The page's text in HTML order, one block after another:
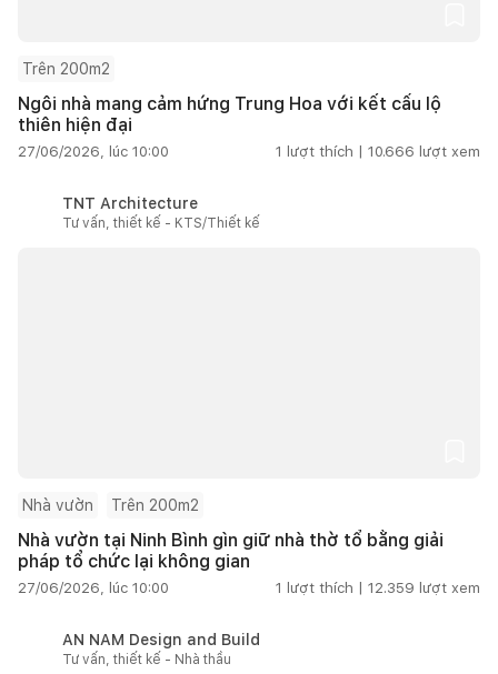
Trên 200m2
Ngôi nhà mang cảm hứng Trung Hoa với kết cấu lộ
thiên hiện đại
27/06/2026, lúc 10:00 1 lượt thích | 10.666 lượt xem
TNT Architecture
Tư vấn, thiết kế - KTS/Thiết kế
Nhà vườn Trên 200m2
Nhà vườn tại Ninh Bình gìn giữ nhà thờ tổ bằng giải
pháp tổ chức lại không gian
27/06/2026, lúc 10:00 1 lượt thích | 12.359 lượt xem
AN NAM Design and Build
Tư vấn, thiết kế - Nhà thầu